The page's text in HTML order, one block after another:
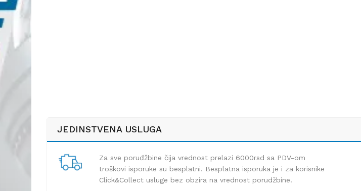
JEDINSTVENA USLUGA
Za sve poruđžbine čija vrednost prelazi 6000rsd sa PDV-om
troškovi isporuke su besplatni. Besplatna isporuka je i za korisnike
Click&Collect usluge bez obzira na vrednost porudžbine.